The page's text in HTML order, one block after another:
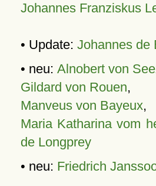
Johannes Franziskus
• Update: Johannes de
• neu: Alnobert von
Gildard von Rouen,
Manveus von Bayeux,
Maria Katharina vom
de Longprey
• neu: Friedrich